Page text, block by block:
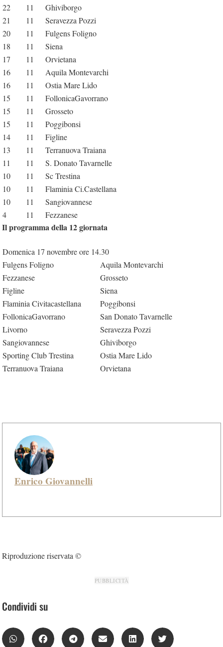
22
11
Ghiviborgo
21
11
Seravezza Pozzi
20
11
Fulgens Foligno
18
11
Siena
17
11
Orvietana
16
11
Aquila Montevarchi
16
11
Ostia Mare Lido
15
11
FollonicaGavorrano
15
11
Grosseto
15
11
Poggibonsi
14
11
Figline
13
11
Terranuova Traiana
11
11
S. Donato Tavarnelle
10
11
Sc Trestina
10
11
Flaminia Ci.Castellana
10
11
Sangiovannese
4
11 Fezzanese
Il programma della 12 giornata
Domenica 17 novembre ore 14.30
Fulgens Foligno
Aquila Montevarchi
Fezzanese
Grosseto
Figline
Siena
Flaminia Civitacastellana
Poggibonsi
FollonicaGavorrano
San Donato Tavarnelle
Livorno
Seravezza Pozzi
Sangiovannese
Ghiviborgo
Sporting Club Trestina
Ostia Mare Lido
Terranuova Traiana
Orvietana
Enrico Giovannelli
Riproduzione riservata ©
PUBBLICITÀ
Condividi su